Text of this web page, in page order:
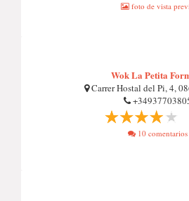
foto de vista
Wok La Petita
Carrer Hostal del Pi, 4,
10 comentarios